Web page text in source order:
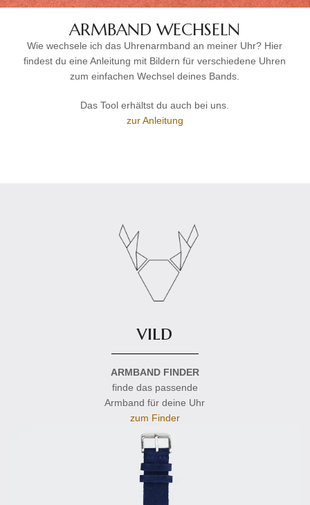
ARMBAND WECHSELN
Wie wechsele ich das Uhrenarmband an meiner Uhr? Hier
findest du eine Anleitung mit Bildern für verschiedene Uhren
zum einfachen Wechsel deines Bands.
Das Tool erhältst du auch bei uns.
zur Anleitung
vild
ARMBAND FINDER
finde das passende
Armband für deine Uhr
zum Finder